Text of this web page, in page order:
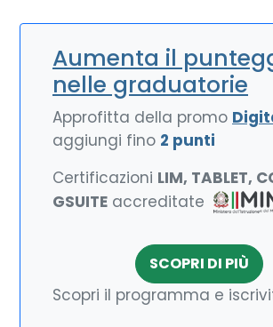
Aumenta il
nelle graduatorie
Approfitta della promo
aggiungi fino 2 punti
Certificazioni LIM, TABLET,
GSUITE accreditate
SCOPRI DI PIÙ
Scopri il programma e